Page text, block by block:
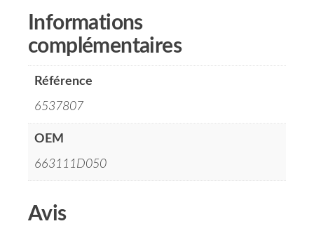
Informations
complémentaires
Référence
6537807
OEM
663111D050
Avis